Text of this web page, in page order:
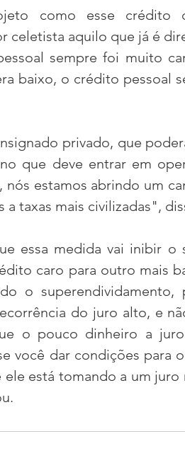
como esse crédito
celetista aquilo que já é
sempre foi muito
baixo, o crédito pessoal
privado, que
que deve entrar em
nós estamos abrindo um
a taxas mais civilizadas",
essa medida vai inibir o
caro para outro mais
o superendividamento,
do juro alto, e
o pouco dinheiro a
você dar condições para
está tomando a um